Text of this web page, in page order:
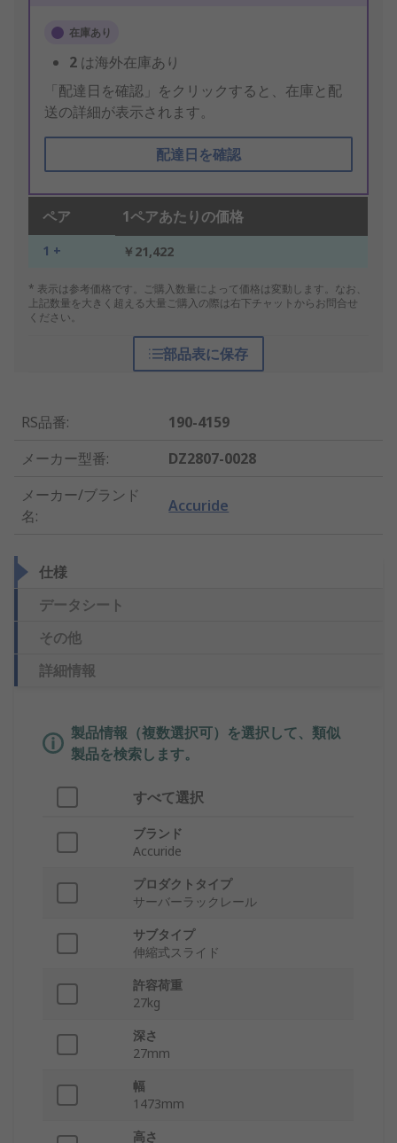
在庫あり
2 は海外在庫あり
「配達日を確認」をクリックすると、在庫と配
送の詳細が表示されます。
配達日を確認
ペア 1ペアあたりの価格
1 + ￥21,422
* 表示は参考価格です。ご購入数量によって価格は変動します。なお、
上記数量を大きく超える大量ご購入の際は右下チャットからお問合せ
ください。
部品表に保存
RS品番:
190-4159
メーカー型番:
DZ2807-0028
メーカー/ブランド
名:
Accuride
仕様
データシート
その他
詳細情報
製品情報（複数選択可）を選択して、類似
製品を検索します。
すべて選択
ブランド
Accuride
プロダクトタイプ
サーバーラックレール
サブタイプ
伸縮式スライド
許容荷重
27kg
深さ
27mm
幅
1473mm
高さ